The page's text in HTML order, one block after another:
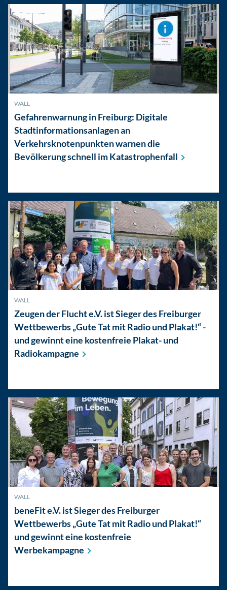
WALL
Gefahrenwarnung in Freiburg: Digitale
Stadtinformationsanlagen an
Verkehrsknotenpunkten warnen die
Bevölkerung schnell imKatastrophenfall
WALL
Zeugen der Flucht e.V. ist Sieger des Freiburger
Wettbewerbs „Gute Tat mit Radio und Plakat!“ -
und gewinnt eine kostenfreie Plakat- und
Radiokampagne
WALL
beneFit e.V. ist Sieger des Freiburger
Wettbewerbs „Gute Tat mit Radio und Plakat!“
und gewinnt eine kostenfreie
Werbekampagne